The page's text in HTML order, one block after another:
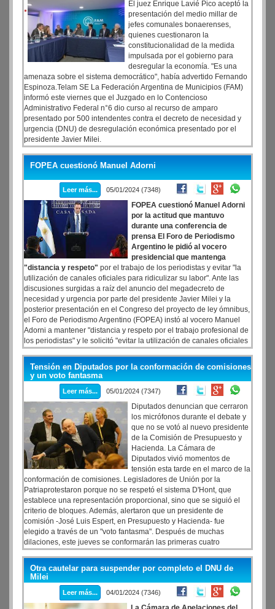
El juez Enrique Lavié Pico aceptó la
presentación del medio millar de
jefes comunales bonaerenses,
quienes cuestionaron la
constitucionalidad de la medida
impulsada por el gobierno para
desregular la economía. "Es una
amenaza sobre el sistema democrático", había advertido Fernando
Espinoza.Telam SE La Federación Argentina de Municipios (FAM)
informó este viernes que el Juzgado en lo Contencioso
Administrativo Federal n°6 dio curso al recurso de amparo
presentado por 500 intendentes contra el decreto de necesidad y
urgencia (DNU) de desregulación económica presentado por el
presidente Javier Milei.
FOPEA cuestionó Manuel Adorni
Leer más... 05/01/2024 (7348)
FOPEA cuestionó Manuel Adorni
por la actitud que mantuvo
durante una conferencia de
prensa El Foro de Periodismo
Argentino le pidió al vocero
presidencial que mantenga
"distancia y respeto" por el trabajo de los periodistas y evitar "la
utilización de canales oficiales para ridiculizar su labor". Ante las
discusiones surgidas a raíz del anuncio del megadecreto de
necesidad y urgencia por parte del presidente Javier Milei y la
posterior presentación en el Congreso del proyecto de ley ómnibus,
el Foro de Periodismo Argentino (FOPEA) instó al vocero Manuel
Adorni a mantener "distancia y respeto por el trabajo profesional de
los periodistas" y le solicitó "evitar la utilización de canales oficiales
para ridiculizar su labor".
Tensión en Diputados por la conformación de comisiones
y un voto fantasma
Leer más... 05/01/2024 (7347)
Diputados denuncian que cerraron
los micrófonos durante el debate y
que no se votó al nuevo presidente
de la Comisión de Presupuesto y
Hacienda. La Cámara de
Diputados vivió momentos de
tensión esta tarde en el marco de la
conformación de comisiones. Legisladores de Unión por la
Patriaprotestaron porque no se respetó el sistema D'Hont, que
establece una representación proporcional, sino que se siguió el
criterio de bloques. Además, alertaron que un presidente de
comisión -José Luis Espert, en Presupuesto y Hacienda- fue
elegido a través de un "voto fantasma". Después de muchas
dilaciones, este jueves se conformarán las primeras cuatro
comisiones de la era Javier Milei, en el marco del período de
sesiones extraordinarias, convocadas por el Poder Ejecutivo. En
principio eran las comisiones que se encargarían de analizar el
proyecto de ley ómnibus, pero ya el miércoles por la noche se supo
que solo serán tres las comisiones encargadas de tal tarea.
Otra cautelar para suspender por completo el DNU de
Milei
Leer más... 04/01/2024 (7346)